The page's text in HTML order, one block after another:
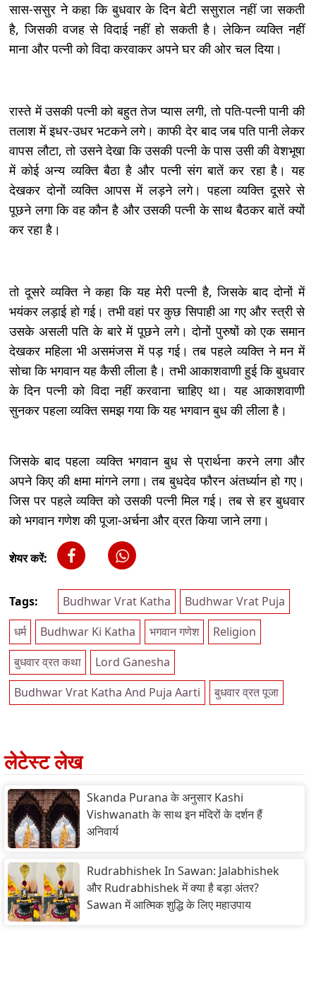
सास-ससुर ने कहा कि बुधवार के दिन बेटी ससुराल नहीं जा सकती
है, जिसकी वजह से विदाई नहीं हो सकती है। लेकिन व्यक्ति नहीं
माना और पत्नी को विदा करवाकर अपने घर की ओर चल दिया।
रास्ते में उसकी पत्नी को बहुत तेज प्यास लगी, तो पति-पत्नी पानी की
तलाश में इधर-उधर भटकने लगे। काफी देर बाद जब पति पानी लेकर
वापस लौटा, तो उसने देखा कि उसकी पत्नी के पास उसी की वेशभूषा
में कोई अन्य व्यक्ति बैठा है और पत्नी संग बातें कर रहा है। यह
देखकर दोनों व्यक्ति आपस में लड़ने लगे। पहला व्यक्ति दूसरे से
पूछने लगा कि वह कौन है और उसकी पत्नी के साथ बैठकर बातें क्यों
कर रहा है।
तो दूसरे व्यक्ति ने कहा कि यह मेरी पत्नी है, जिसके बाद दोनों में
भयंकर लड़ाई हो गई। तभी वहां पर कुछ सिपाही आ गए और स्त्री से
उसके असली पति के बारे में पूछने लगे। दोनों पुरुषों को एक समान
देखकर महिला भी असमंजस में पड़ गई। तब पहले व्यक्ति ने मन में
सोचा कि भगवान यह कैसी लीला है। तभी आकाशवाणी हुई कि बुधवार
के दिन पत्नी को विदा नहीं करवाना चाहिए था। यह आकाशवाणी
सुनकर पहला व्यक्ति समझ गया कि यह भगवान बुध की लीला है।
जिसके बाद पहला व्यक्ति भगवान बुध से प्रार्थना करने लगा और
अपने किए की क्षमा मांगने लगा। तब बुधदेव फौरन अंतर्ध्यान हो गए।
जिस पर पहले व्यक्ति को उसकी पत्नी मिल गई। तब से हर बुधवार
को भगवान गणेश की पूजा-अर्चना और व्रत किया जाने लगा।
शेयर करें:
Tags: Budhwar Vrat Katha
Budhwar Vrat Puja
धर्म
Budhwar Ki Katha भगवान गणेश
Religion
बुधवार व्रत कथा
Lord Ganesha
Budhwar Vrat Katha And Puja Aarti
बुधवार व्रत पूजा
लेटेस्ट लेख
Skanda Purana के अनुसार Kashi
Vishwanath के साथ इन मंदिरों के दर्शन हैं
अनिवार्य
Rudrabhishek In Sawan: Jalabhishek
और Rudrabhishek में क्या है बड़ा अंतर?
Sawan में आत्मिक शुद्धि के लिए महाउपाय